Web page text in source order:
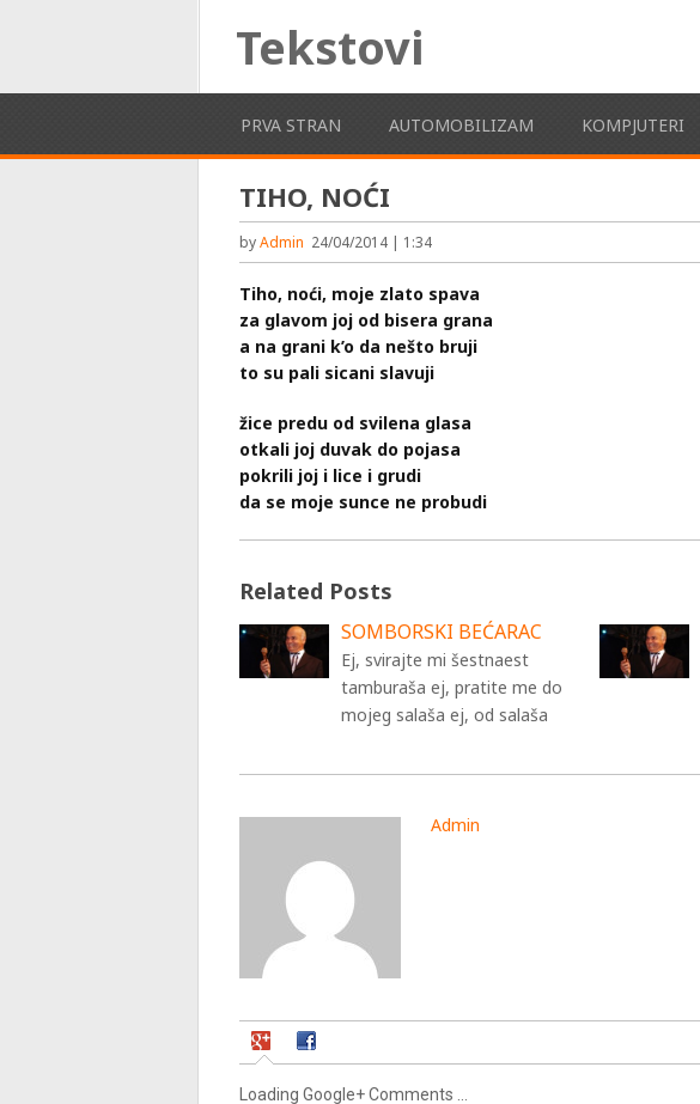
Tekstovi
PRVA STRAN AUTOMOBILIZAM KOMPJUTERI
TIHO, NOĆI
byAdmin 24/04/2014 | 1:34
Tiho, noći, moje zlato spava
za glavom joj od bisera grana
a na grani k’o da nešto bruji
to su pali sicani slavuji
žice predu od svilena glasa
otkali joj duvak do pojasa
pokrili joj i lice i grudi
da se moje sunce ne probudi
Related Posts
SOMBORSKI BEĆARAC
Ej, svirajte mi šestnaest
tamburaša ej, pratite me do
mojeg salaša ej, od salaša
Admin
Loading Google+ Comments ...